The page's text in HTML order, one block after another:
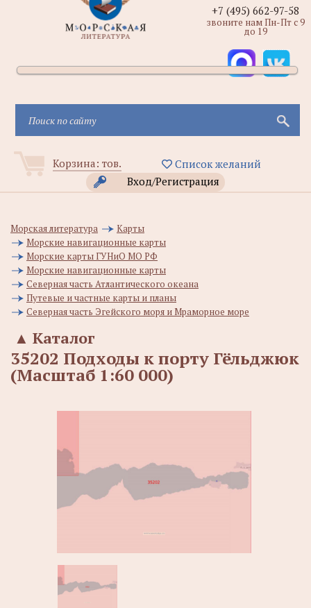
Корзина: тов.
Список желаний
Вход/Регистрация
+7 (495) 662-97-58
звоните нам Пн-Пт с 9
до 19
Морская литература
Карты
Морские навигационные карты
Морские карты ГУНиО МО РФ
Морские навигационные карты
Северная часть Атлантического океана
Путевые и частные карты и планы
Северная часть Эгейского моря и Мраморное море
Каталог
▲
35202 Подходы к порту Гёльджюк
(Масштаб 1:60 000)